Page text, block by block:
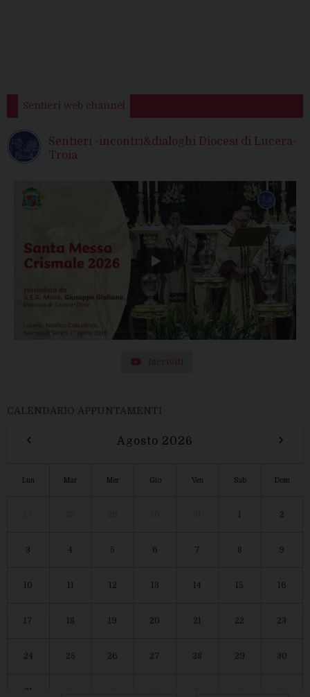
Sentieri web channel
Sentieri -incontri&dialoghi Diocesi di Lucera-
Troia
Iscriviti
CALENDARIO APPUNTAMENTI
‹ Agosto 2026 ›
Lun Mar Mer Gio Ven Sab Dom
1 2
3 4 5 6 7 8 9
10 11 12 13 14 15 16
17 18 19 20 21 22 23
24 25 26 27 28 29 30
31